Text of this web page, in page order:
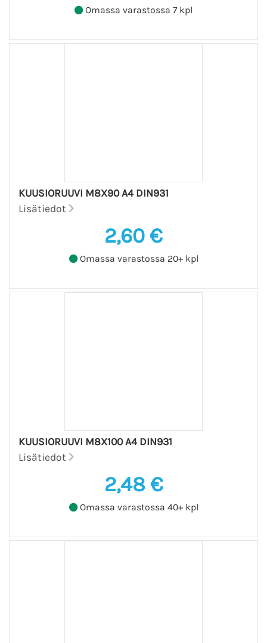
Omassa varastossa 7 kpl
KUUSIORUUVI M8X90 A4 DIN931
Lisätiedot
2,60 €
Omassa varastossa 20+ kpl
KUUSIORUUVI M8X100 A4 DIN931
Lisätiedot
2,48 €
Omassa varastossa 40+ kpl